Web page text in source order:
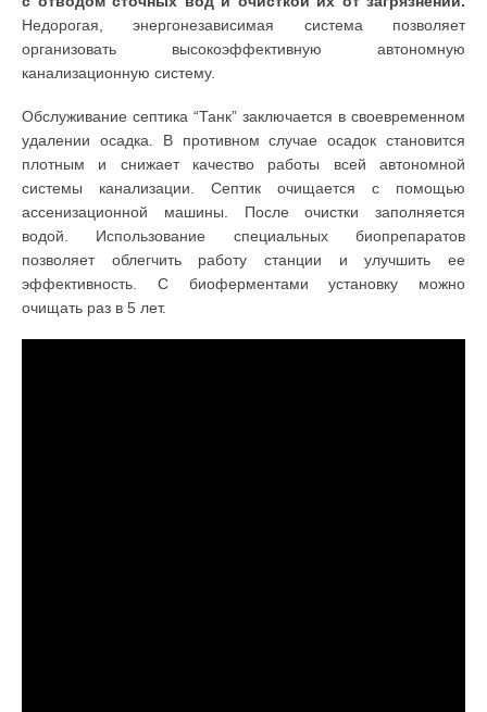
Недорогая, энергонезависимая система позволяет
организовать высокоэффективную автономную
канализационную систему.
Обслуживание септика “Танк” заключается в своевременном
удалении осадка. В противном случае осадок становится
плотным и снижает качество работы всей автономной
системы канализации. Септик очищается с помощью
ассенизационной машины. После очистки заполняется
водой. Использование специальных биопрепаратов
позволяет облегчить работу станции и улучшить ее
эффективность. С биоферментами установку можно
очищать раз в 5 лет.